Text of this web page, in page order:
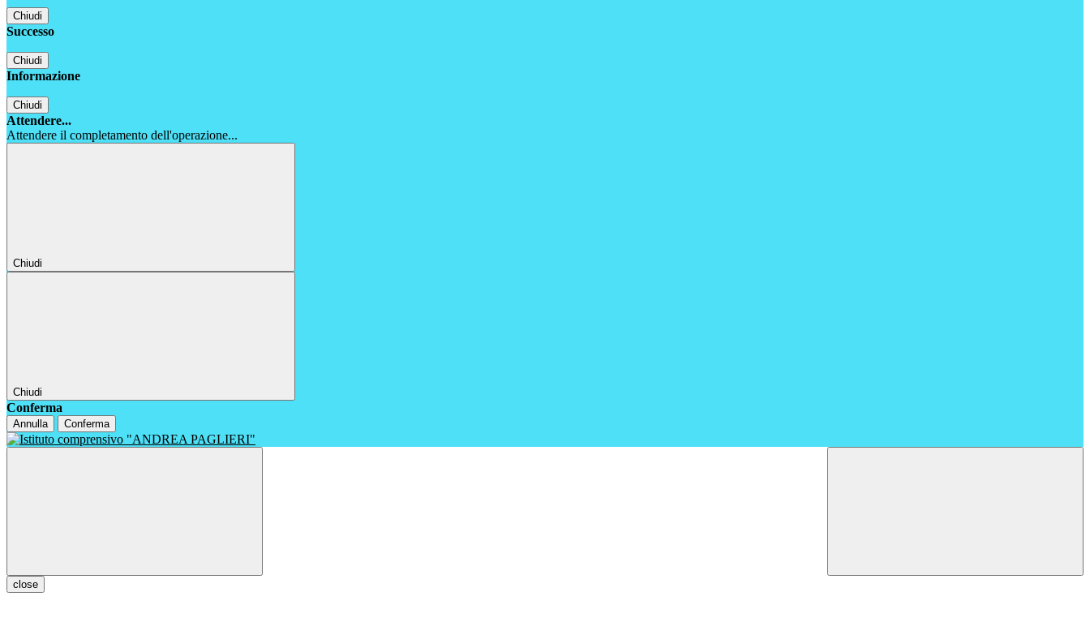
Chiudi
Successo
Chiudi
Informazione
Chiudi
Attendere...
Attendere il completamento dell'operazione...
Chiudi
Chiudi
Conferma
Annulla Conferma
close